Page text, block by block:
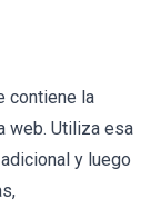
contiene la
web. Utiliza esa
y luego